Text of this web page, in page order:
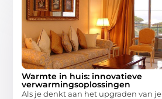
Warmte in huis: innovatieve
verwarmingsoplossingen
Als je denkt aan het upgraden van je